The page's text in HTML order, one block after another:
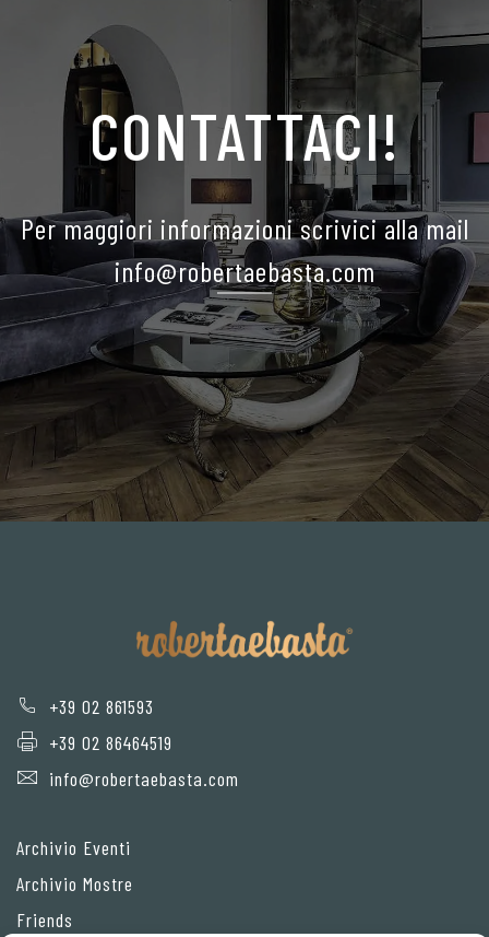
CONTATTACI!
Per maggiori informazioni scrivici alla mail
info@robertaebasta.com
+39 02 861593
+39 02 86464519
info@robertaebasta.com
Archivio Eventi
Archivio Mostre
Friends